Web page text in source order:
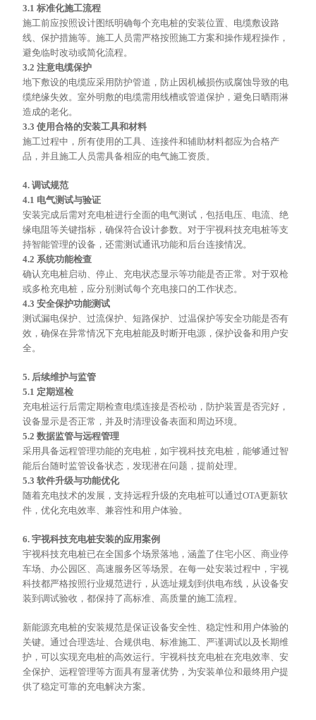
3.1 标准化施工流程
施工前应按照设计图纸明确每个充电桩的安装位置、电缆敷设路
线、保护措施等。施工人员需严格按照施工方案和操作规程操作，
避免临时改动或简化流程。
3.2 注意电缆保护
地下敷设的电缆应采用防护管道，防止因机械损伤或腐蚀导致的电
缆绝缘失效。室外明敷的电缆需用线槽或管道保护，避免日晒雨淋
造成的老化。
3.3 使用合格的安装工具和材料
施工过程中，所有使用的工具、连接件和辅助材料都应为合格产
品，并且施工人员需具备相应的电气施工资质。
4. 调试规范
4.1 电气测试与验证
安装完成后需对充电桩进行全面的电气测试，包括电压、电流、绝
缘电阻等关键指标，确保符合设计参数。对于宇视科技充电桩等支
持智能管理的设备，还需测试通讯功能和后台连接情况。
4.2 系统功能检查
确认充电桩启动、停止、充电状态显示等功能是否正常。对于双枪
或多枪充电桩，应分别测试每个充电接口的工作状态。
4.3 安全保护功能测试
测试漏电保护、过流保护、短路保护、过温保护等安全功能是否有
效，确保在异常情况下充电桩能及时断开电源，保护设备和用户安
全。
5. 后续维护与监管
5.1 定期巡检
充电桩运行后需定期检查电缆连接是否松动，防护装置是否完好，
设备显示是否正常，并及时清理设备表面和周边环境。
5.2 数据监管与远程管理
采用具备远程管理功能的充电桩，如宇视科技充电桩，能够通过智
能后台随时监管设备状态，发现潜在问题，提前处理。
5.3 软件升级与功能优化
随着充电技术的发展，支持远程升级的充电桩可以通过OTA更新软
件，优化充电效率、兼容性和用户体验。
6. 宇视科技充电桩安装的应用案例
宇视科技充电桩已在全国多个场景落地，涵盖了住宅小区、商业停
车场、办公园区、高速服务区等场景。在每一处安装过程中，宇视
科技都严格按照行业规范进行，从选址规划到供电布线，从设备安
装到调试验收，都保持了高标准、高质量的施工流程。
新能源充电桩的安装规范是保证设备安全性、稳定性和用户体验的
关键。通过合理选址、合规供电、标准施工、严谨调试以及长期维
护，可以实现充电桩的高效运行。宇视科技充电桩在充电效率、安
全保护、远程管理等方面具有显著优势，为安装单位和最终用户提
供了稳定可靠的充电解决方案。